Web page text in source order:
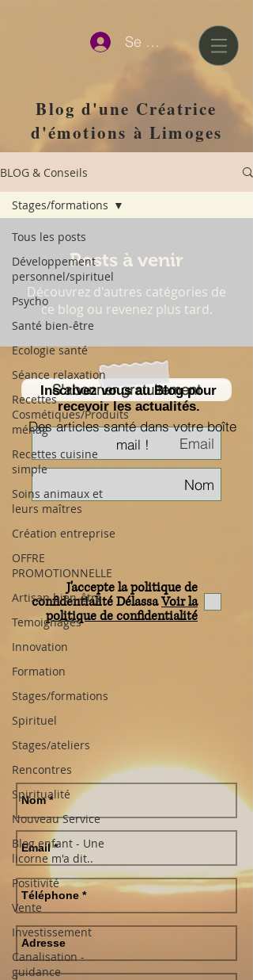
Se connecter
Blog d'une Créatrice
d'émotionsà Limoges
BLOG & Conseils
Tous les posts
Développement
personnel/spirituel
Psycho
Santé bien-être
Ecologie santé
Séance relaxation
Recettes
Cosmétiques/Produits
ménag
Recettes cuisine
simple
Soins animaux et
leurs maîtres
Création entreprise
OFFRE
PROMOTIONNELLE
Artisan bien-être
Temoignages
Innovation
Formation
Stages/formations
Spirituel
Stages/ateliers
Rencontres
Spiritualité
Nouveau Service
Blog enfant - Une
licorne m'a dit..
Positivité
Vente
Investissement
Canalisation -
guidance
Stages/formations
Posts à venir
Découvrez d'autres catégories de
ce blog ou revenez plus tard.
S'abonner gratuitement
Inscrivez vous au Blog pour
recevoir les actualités.
Des articles santé dans votre boîte
mail !
J'accepte la politique de
confidentialité DélassaVoir la
politique de confidentialité